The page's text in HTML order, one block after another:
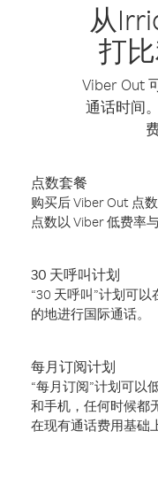
从
打
Viber Out
通话时间
点数套餐
购买后 Viber Out 点
点数以 Viber 低费率
30 天呼叫计划
“30 天呼叫”计划可
的地进行国际通话。
每月订阅计划
“每月订阅”计划可以
和手机，任何时候都
在现有通话费用基础